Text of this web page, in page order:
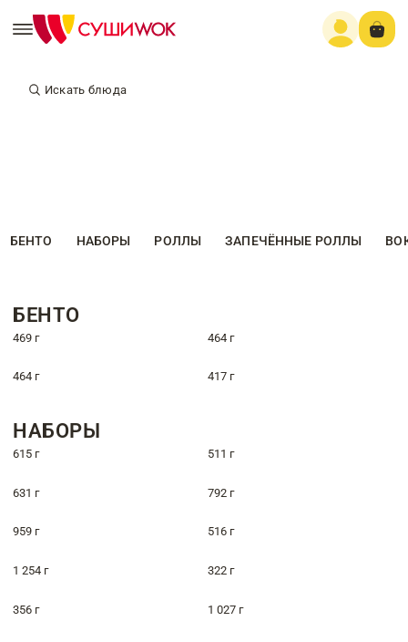
Искать блюда
БЕНТО НАБОРЫ РОЛЛЫ ЗАПЕЧЁННЫЕ РОЛЛЫ
БЕНТО
469 г 464 г
464 г 417 г
НАБОРЫ
615 г 511 г
631 г 792 г
959 г 516 г
1 254 г 322 г
356 г 1 027 г